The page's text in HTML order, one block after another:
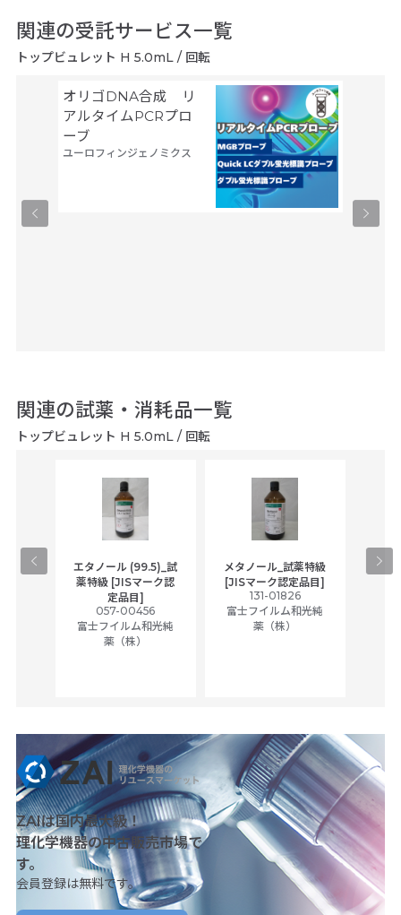
関連の受託サービス一覧
トップビュレット H 5.0mL / 回転
オリゴDNA合成 リ
アルタイムPCRプロ
ーブ
ユーロフィンジェノミクス
関連の試薬・消耗品一覧
トップビュレット H 5.0mL / 回転
エタノール (99.5)_試
薬特級 [JISマーク認
定品目]
057-00456
富士フイルム和光純
薬（株）
メタノール_試薬特級
[JISマーク認定品目]
131-01826
富士フイルム和光純
薬（株）
ア
ZAIは国内最大級！
理化学機器の中古販売市場で
す。
会員登録は無料です。